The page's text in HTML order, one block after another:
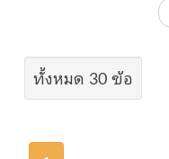
ทั้งหมด 30 ข้อ